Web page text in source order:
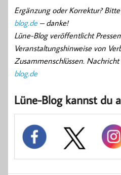
Ergänzung oder Korrektur?
blog.de– danke!
Lüne-Blog veröffentlicht
Veranstaltungshinweise von
Zusammenschlüssen.
blog.de
Lüne-Blog kannst du